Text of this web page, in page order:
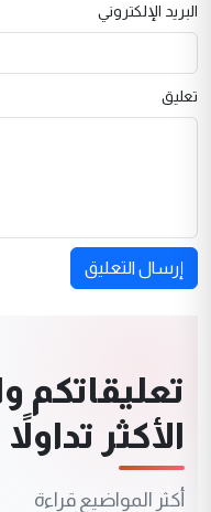
البريد الإلكتروني
تعليق
إرسال التعليق
تعليقاتكم
الأكثر تداولاً
أكثر المواضيع قراءة